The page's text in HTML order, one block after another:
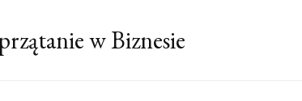
w Biznesie